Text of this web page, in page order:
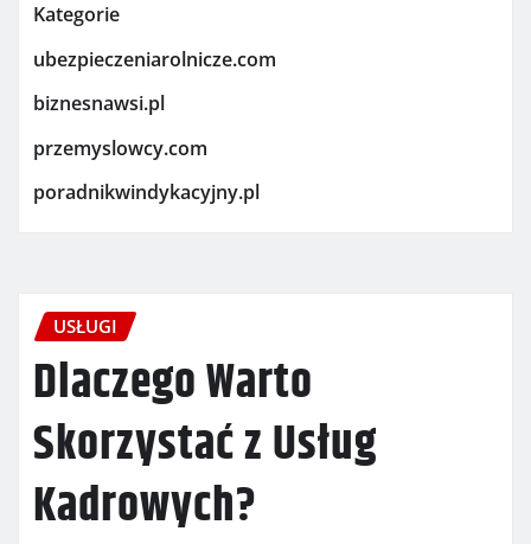
Kategorie
ubezpieczeniarolnicze.com
biznesnawsi.pl
przemyslowcy.com
poradnikwindykacyjny.pl
USŁUGI
Dlaczego Warto
Skorzystać z Usług
Kadrowych?